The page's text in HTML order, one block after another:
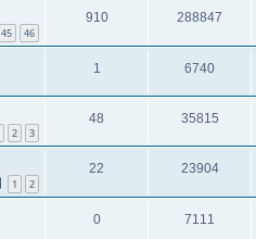
45 46
910 288847
1 6740
2 3
48 35815
1 2
22 23904
0 7111